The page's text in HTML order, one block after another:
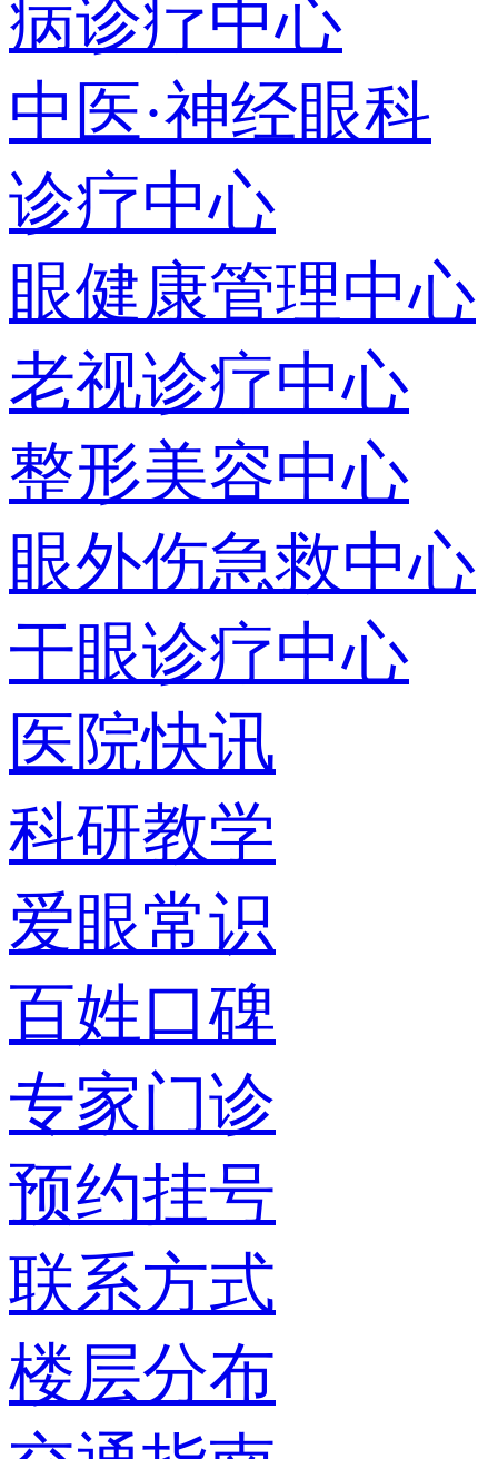
病诊疗中心
中医·神经眼科
诊疗中心
眼健康管理中心
老视诊疗中心
整形美容中心
眼外伤急救中心
干眼诊疗中心
医院快讯
科研教学
爱眼常识
百姓口碑
专家门诊
预约挂号
联系方式
楼层分布